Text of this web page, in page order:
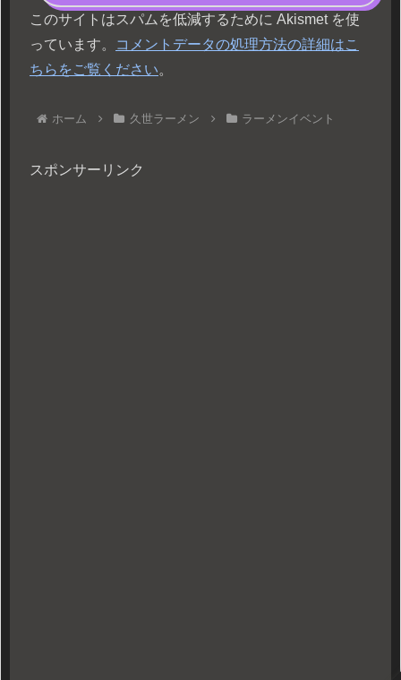
このサイトはスパムを低減するために Akismet を使
っています。
コメントデータの処理方法の詳細はこ
ちらをご覧ください。
ホーム 久世ラーメン ラーメンイベント
スポンサーリンク